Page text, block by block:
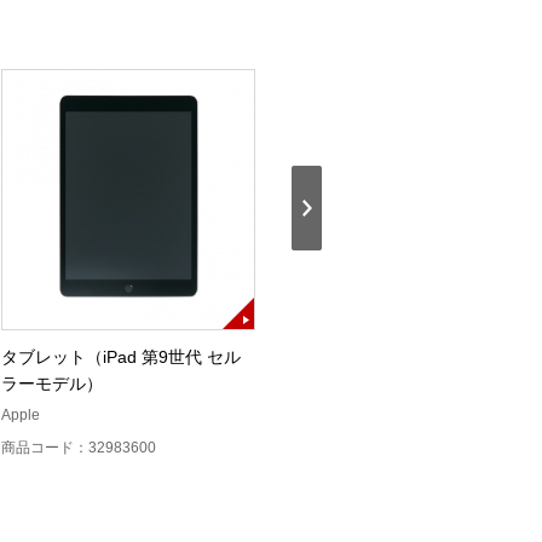
タブレット（iPad 第9世代 セル
ラーモデル）
Apple
商品コード：32983600